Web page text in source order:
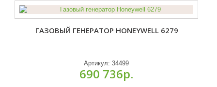
ГАЗОВЫЙ ГЕНЕРАТОР HONEYWELL 6279
Артикул:34499
690 736р.